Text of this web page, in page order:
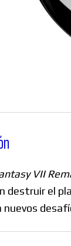
VII
destruir el